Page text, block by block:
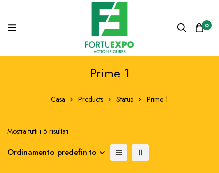
0
Prime 1
Casa Products Statue Prime 1
Mostra tutti i 6 risultati
Ordinamento predefinito